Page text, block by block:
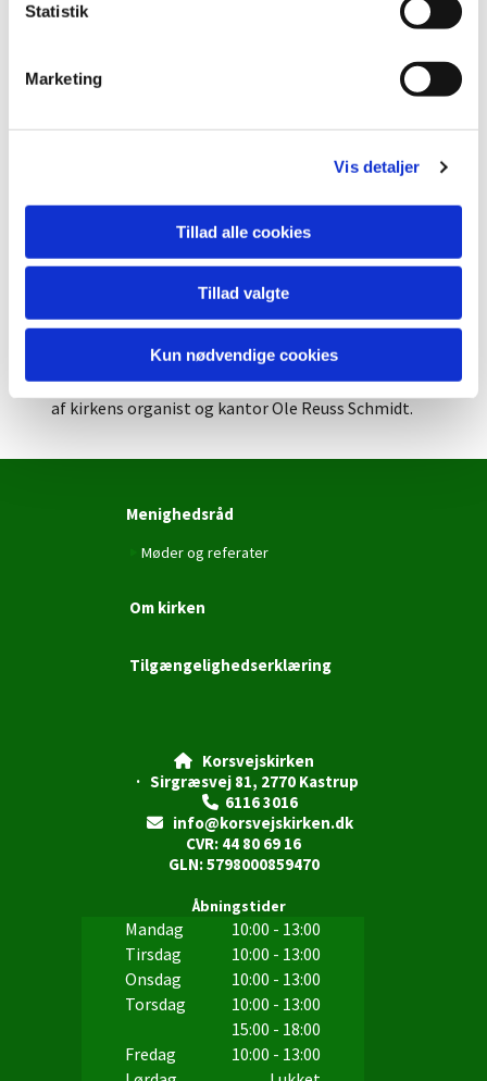
Statistik
Marketing
Vis detaljer
Tillad alle cookies
Tillad valgte
Kun nødvendige cookies
Musiksiderne på hjemmesiden skrives og redigeres
af kirkens organist og kantor Ole Reuss Schmidt.
Menighedsråd
Møder og referater
Om kirken
Tilgængelighedserklæring
Korsvejskirken
· Sirgræsvej 81, 2770 Kastrup
 6116 3016

info@korsvejskirken.dk
CVR: 44 80 69 16
GLN: 5798000859470
Åbningstider
Mandag
10:00 - 13:00
Tirsdag
10:00 - 13:00
Onsdag
10:00 - 13:00
Torsdag
10:00 - 13:00
15:00 - 18:00
Fredag
10:00 - 13:00